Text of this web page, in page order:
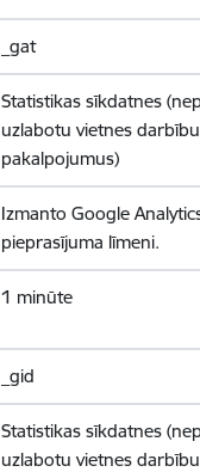
_gat
Statistikas sīkdatnes
uzlabotu vietnes
pakalpojumus)
Izmanto Google
pieprasījuma līmeni.
1 minūte
_gid
Statistikas sīkdatnes
uzlabotu vietnes